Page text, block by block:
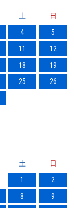
土
日
4
5
11
12
18
19
25
26
土
日
1
2
8
9